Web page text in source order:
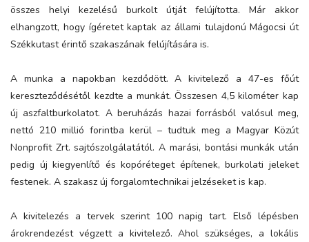
összes helyi kezelésű burkolt útját felújította. Már akkor
elhangzott, hogy ígéretet kaptak az állami tulajdonú Mágocsi út
Székkutast érintő szakaszának felújítására is.
A munka a napokban kezdődött. A kivitelező a 47-es főút
kereszteződésétől kezdte a munkát. Összesen 4,5 kilométer kap
új aszfaltburkolatot. A beruházás hazai forrásból valósul meg,
nettó 210 millió forintba kerül – tudtuk meg a Magyar Közút
Nonprofit Zrt. sajtószolgálatától. A marási, bontási munkák után
pedig új kiegyenlítő és kopóréteget építenek, burkolati jeleket
festenek. A szakasz új forgalomtechnikai jelzéseket is kap.
A kivitelezés a tervek szerint 100 napig tart. Első lépésben
árokrendezést végzett a kivitelező. Ahol szükséges, a lokális